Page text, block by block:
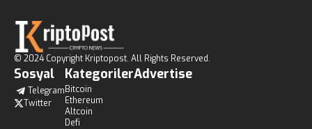
© 2024 Copyright Kriptopost. All Rights Reserved.
Sosyal
Telegram
Twitter
Kategoriler
Bitcoin
Ethereum
Altcoin
Defi
Advertise